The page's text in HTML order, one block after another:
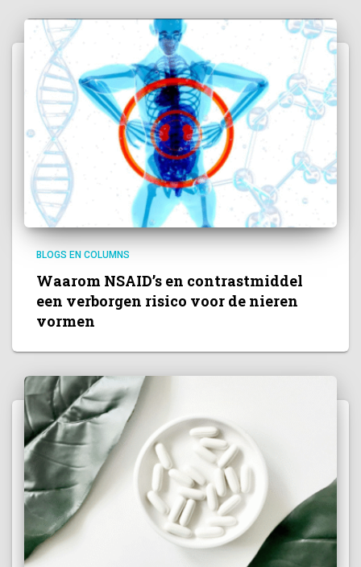
BLOGS EN COLUMNS
Waarom NSAID’s en contrastmiddel
een verborgen risico voor de nieren
vormen